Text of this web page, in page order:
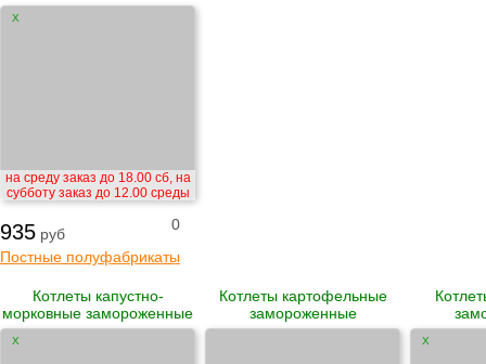
X
на среду заказ до 18.00 сб, на
субботу заказ до 12.00 среды
935 руб
0
Постные полуфабрикаты
Котлеты капустно-
морковные замороженные
X
Котлеты картофельные
замороженные
X